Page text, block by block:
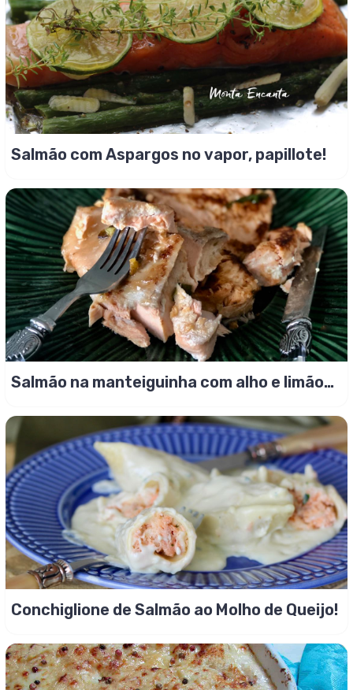
Salmão com Aspargos no vapor, papillote!
Salmão na manteiguinha com alho e limão
Conchiglione de Salmão ao Molho de Queijo!